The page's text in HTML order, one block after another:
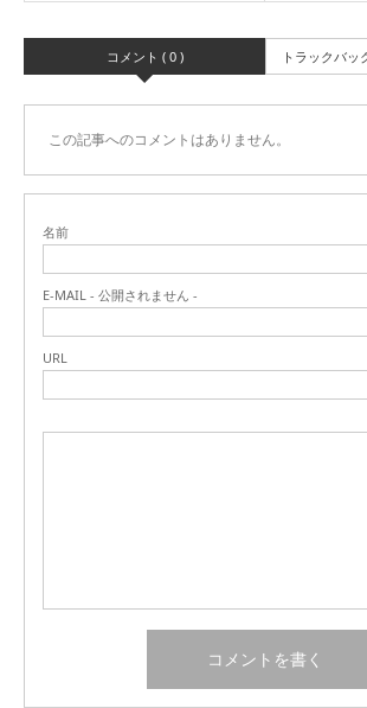
コメント ( 0 ) トラックバッ
この記事へのコメントはありません。
名前
E-MAIL - 公開されません -
URL